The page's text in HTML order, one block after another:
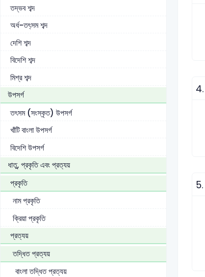
তদ্ভব শব্দ
অর্ধ-তৎ্সম শব্দ
দেশি শব্দ
বিদেশি শব্দ
মিশ্র শব্দ
উপসর্গ
তৎসম (সংস্কৃত) উপসর্গ
খাঁটি বাংলা উপসর্গ
বিদেশি উপসর্গ
ধাতু, প্রকৃতি এবং প্রত্যয়
প্রকৃতি
নাম প্রকৃতি
ক্রিয়া প্রকৃতি
প্রত্যয়
তদ্ধিত প্রত্যয়
বাংলা তদ্ধিত প্রত্যয়
4.
5.